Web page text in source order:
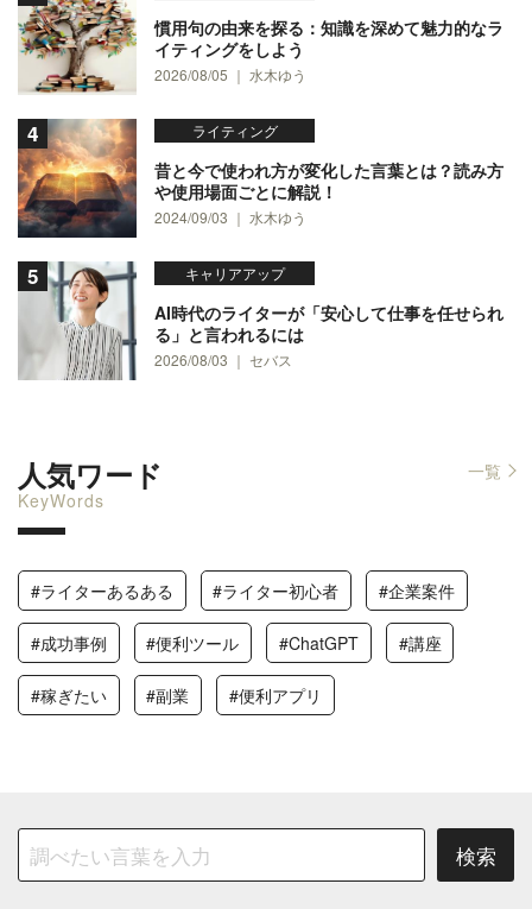
慣用句の由来を探る：知識を深めて魅力的なラ
イティングをしよう
2026/08/05 ｜ 水木ゆう
ライティング
昔と今で使われ方が変化した言葉とは？読み方
や使用場面ごとに解説！
2024/09/03 ｜ 水木ゆう
キャリアアップ
AI時代のライターが「安心して仕事を任せられ
る」と言われるには
2026/08/03 ｜ セバス
人気ワード
KeyWords
一覧
#ライターあるある #ライター初心者 #企業案件
#成功事例 #便利ツール #ChatGPT #講座
#稼ぎたい #副業 #便利アプリ